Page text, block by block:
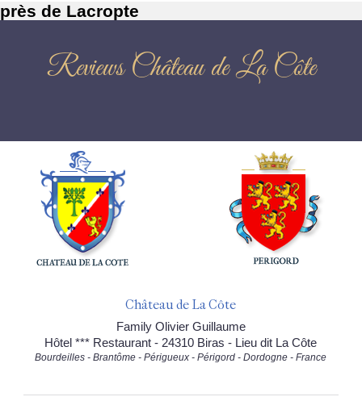
près de Lacropte
Reviews Château de La Côte
Château de La Côte
Family Olivier Guillaume
Hôtel *** Restaurant - 24310 Biras - Lieu dit La Côte
Bourdeilles - Brantôme - Périgueux - Périgord - Dordogne - France